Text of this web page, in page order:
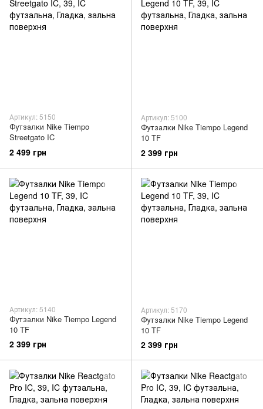
Артикул: 5150
Футзалки Nike Tiempo
Streetgato IC
2 499 грн
Артикул: 5100
Футзалки Nike Tiempo Legend
10 TF
2 399 грн
Артикул: 5140
Футзалки Nike Tiempo Legend
10 TF
2 399 грн
Артикул: 5170
Футзалки Nike Tiempo Legend
10 TF
2 399 грн